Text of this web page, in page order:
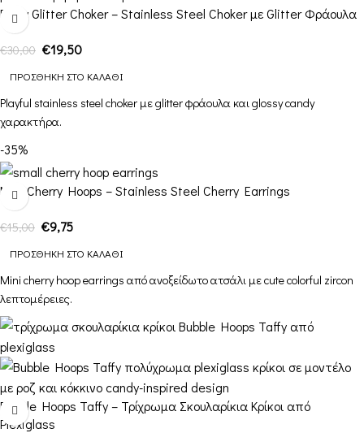
Berry Glitter Choker – Stainless Steel Choker με Glitter Φράουλα
€30,00 €19,50
ΠΡΟΣΘΉΚΗ ΣΤΟ ΚΑΛΆΘΙ
Playful stainless steel choker με glitter φράουλα και glossy candy
χαρακτήρα.
-35%
Mini Cherry Hoops – Stainless Steel Cherry Earrings
€15,00 €9,75
ΠΡΟΣΘΉΚΗ ΣΤΟ ΚΑΛΆΘΙ
Mini cherry hoop earrings από ανοξείδωτο ατσάλι με cute colorful zircon
λεπτομέρειες.
Bubble Hoops Taffy – Τρίχρωμα Σκουλαρίκια Κρίκοι από
Plexiglass